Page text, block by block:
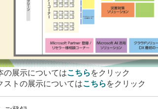
の展示についてはこちらをクリック
ストの展示についてはこちらをクリック